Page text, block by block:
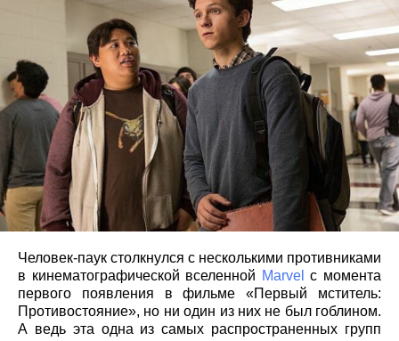
Человек-паук столкнулся с несколькими противниками
в кинематографической вселенной Marvel с момента
первого появления в фильме «Первый мститель:
Противостояние», но ни один из них не был гоблином.
А ведь эта одна из самых распространенных групп